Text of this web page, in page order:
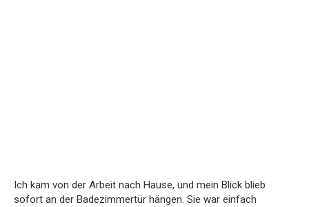
Ich kam von der Arbeit nach Hause, und mein Blick blieb
sofort an der Badezimmertür hängen. Sie war einfach